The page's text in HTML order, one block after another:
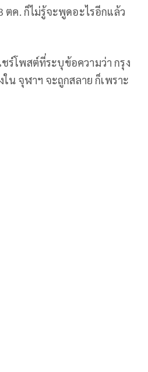
ตค. ก็ไม่รู้จะพูดอะไรอีกแล้ว
ร์โพสต์ที่ระบุข้อความว่า กรุง
น จุฬาฯ จะถูกสลาย ก็เพราะ